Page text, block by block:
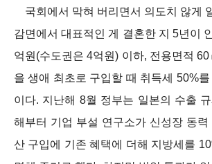
국회에서 막혀 버리면서 의도치 않게
감면에서 대표적인 게 결혼한 지 5년이
억원(수도권은 4억원) 이하, 전용면적
을 생애 최초로 구입할 때 취득세 50%
이다. 지난해 8월 정부는 일본의 수출
해부터 기업 부설 연구소가 신성장 동
산 구입에 기존 혜택에 더해 지방세를